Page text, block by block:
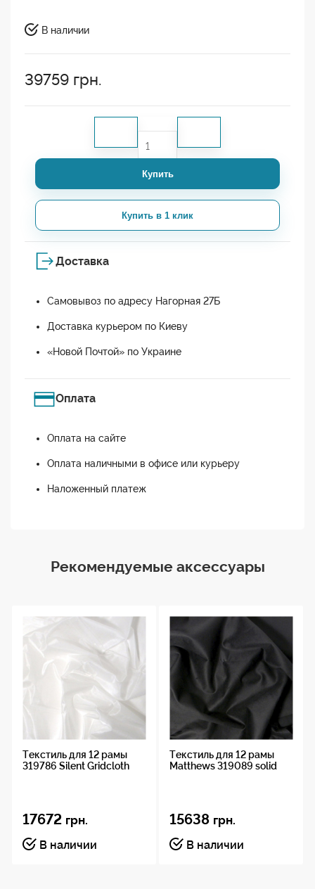
В наличии
39759 грн.
Купить
Купить в 1 клик
Доставка
Самовывоз по адресу Нагорная 27Б
Доставка курьером по Киеву
«Новой Почтой» по Украине
Оплата
Оплата на сайте
Оплата наличными в офисе или курьеру
Наложенный платеж
Рекомендуемые аксессуары
Текстиль для 12 рамы
319786 Silent Gridcloth
17672 грн.
В наличии
Текстиль для 12 рамы
Matthews 319089 solid
15638 грн.
В наличии